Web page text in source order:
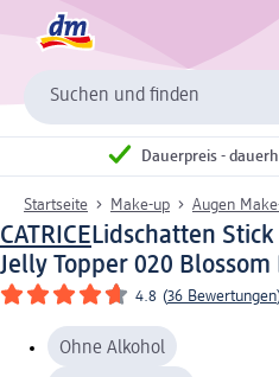
Suchen und finden
Dauerpreis -
Startseite Make-up Augen
CATRICELidschatten
Jelly Topper 020
4.8 (36 Bewertungen
Ohne Alkohol